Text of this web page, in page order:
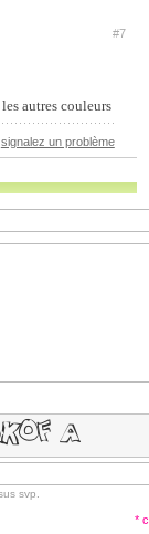
#7
autres couleurs
signalez un problème
svp.
*